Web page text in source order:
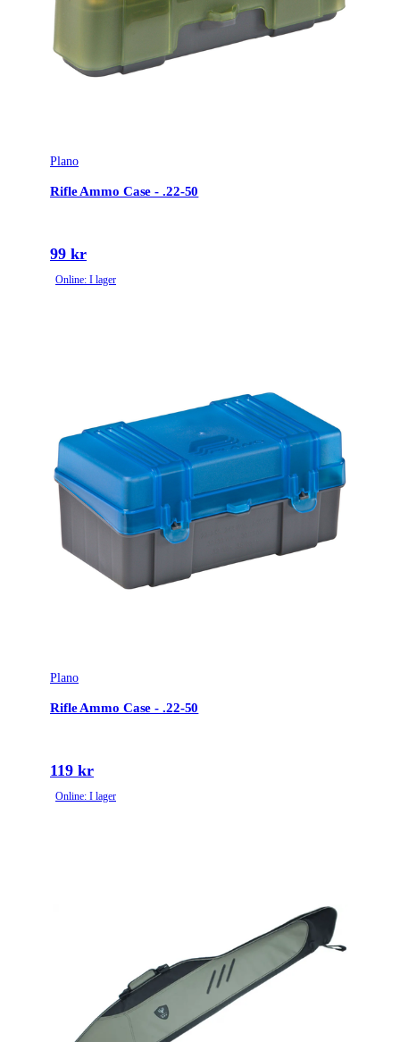
Plano
Rifle Ammo Case - .22-50
99 kr
Online: I lager
Plano
Rifle Ammo Case - .22-50
119 kr
Online: I lager